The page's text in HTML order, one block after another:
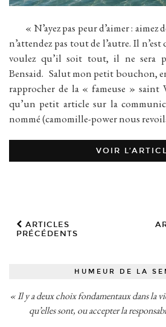
« N’ayez pas peur d’aimer :
n’attendez pas tout de l’autre. Il
voulez qu’il soit tout, il ne sera
Bensaid. Salut mon petit bouchon,
rapprocher de la « fameuse » saint
qu’un petit article sur la
nommé (camomille-power nous
VOIR
ARTICLES
PRÉCÉDENTS
HUMEUR DE LA
« Il y a deux choix fondamentaux dans la
qu’elles sont, ou accepter la